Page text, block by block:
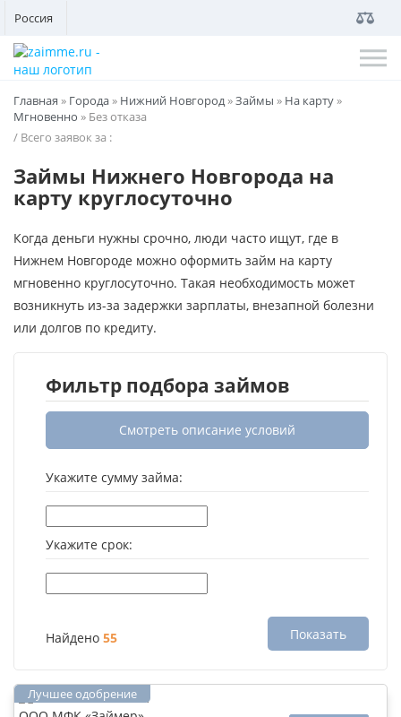
Россия
Главная » Города» Нижний Новгород»Займы » На карту»
Мгновенно » Без отказа
/ Всего заявок за :
Займы Нижнего Новгорода на
карту круглосуточно
Когда деньги нужны срочно, люди часто ищут, где в
Нижнем Новгороде можно оформить займ на карту
мгновенно круглосуточно. Такая необходимость может
возникнуть из-за задержки зарплаты, внезапной болезни
или долгов по кредиту.
Фильтр подбора займов
Смотреть описание условий
Укажите сумму займа:
Укажите срок:
Найдено 55 Показать